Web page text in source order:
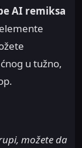
AI remiksa
u tužno,
možete da